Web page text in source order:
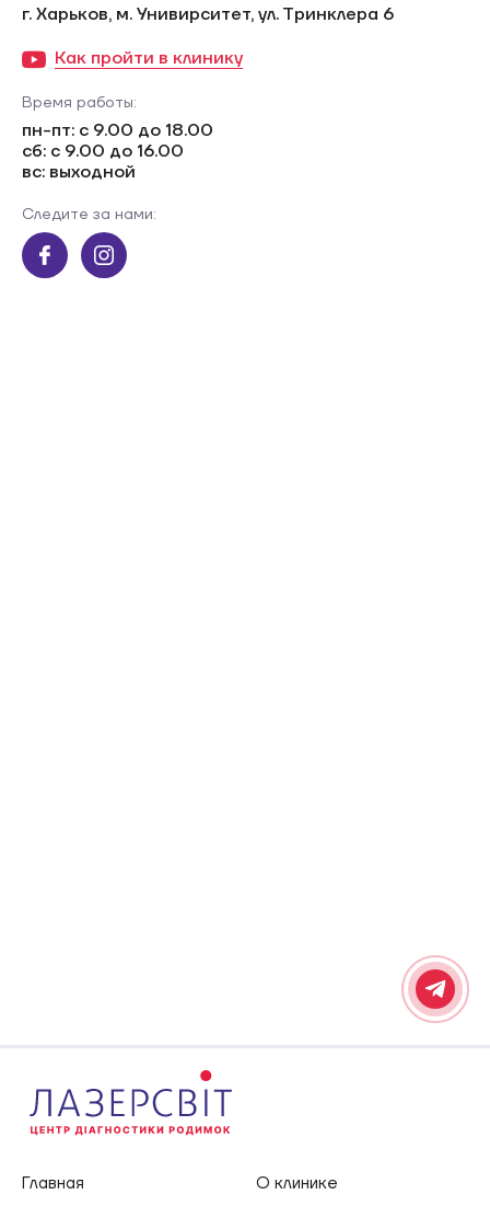
г. Харьков, м. Унивирситет, ул. Тринклера 6
Как пройти в клинику
Время работы:
пн-пт: с 9.00 до 18.00
сб: с 9.00 до 16.00
вс: выходной
Следите за нами:
Главная О клинике